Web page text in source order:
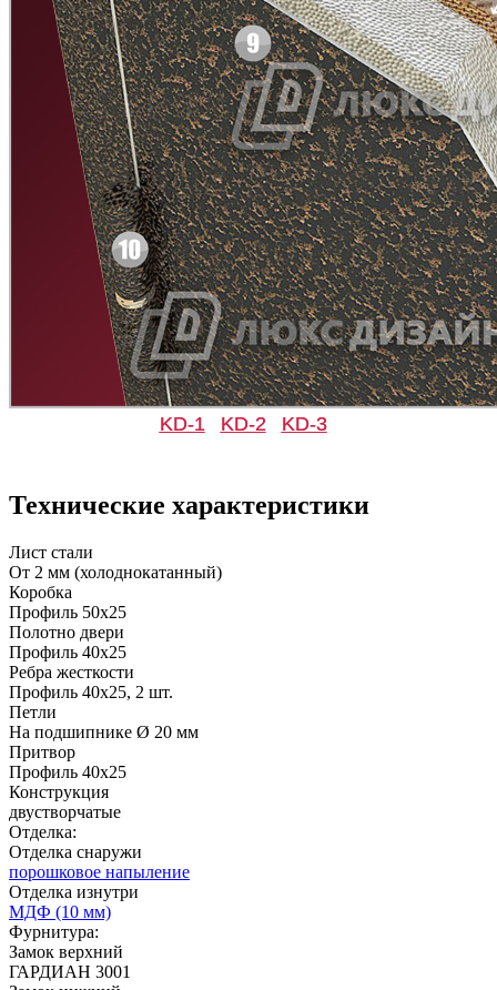
Д-11 СС Д-15 60
Д-35 С
Д-36 46 30
C45 C46
C47 C48
C49 C50
C51
KD-1 KD-2 KD-3
Технические характеристики
Лист стали
От 2 мм (холоднокатанный)
Коробка
Профиль 50х25
Полотно двери
Профиль 40х25
Ребра жесткости
Профиль 40х25, 2 шт.
Петли
На подшипнике Ø 20 мм
Притвор
Профиль 40х25
Конструкция
двустворчатые
Отделка:
Отделка снаружи
порошковое напыление
Отделка изнутри
МДФ (10 мм)
Фурнитура:
Замок верхний
ГАРДИАН 3001